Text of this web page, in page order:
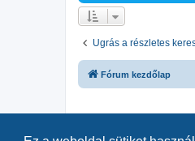
Ugrás a részletes
Fórum kezdőlap